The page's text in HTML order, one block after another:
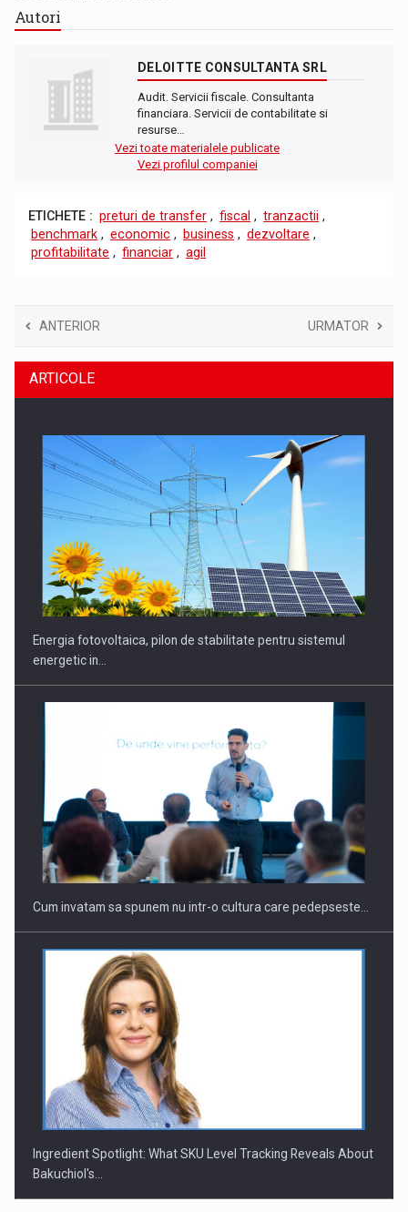
Autori
DELOITTE CONSULTANTA SRL
Audit. Servicii fiscale. Consultanta
financiara. Servicii de contabilitate si
resurse…
Vezi toate materialele publicate
Vezi profilul companiei
ETICHETE : preturi de transfer , fiscal , tranzactii ,
benchmark , economic , business , dezvoltare ,
profitabilitate , financiar , agil
ANTERIOR URMATOR
ARTICOLE
Energia fotovoltaica, pilon de stabilitate pentru sistemul
energetic in…
Cum invatam sa spunem nu intr-o cultura care pedepseste…
Ingredient Spotlight: What SKU Level Tracking Reveals About
Bakuchiol's…